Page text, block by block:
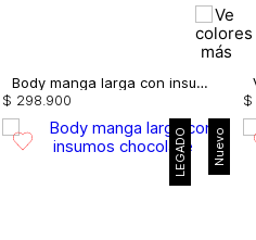
Body manga larga con insumos
$ 298 900
$
Nuevo
LEGADO